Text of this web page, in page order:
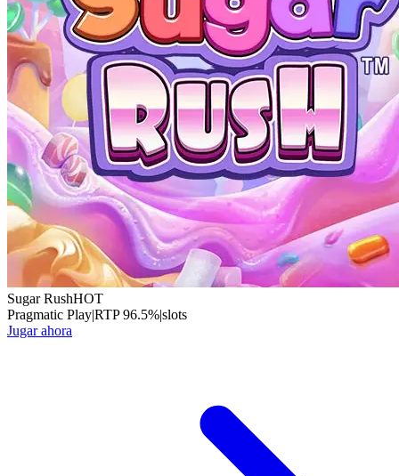
Sugar RushHOT
Pragmatic Play|RTP96.5%|slots
Jugar ahora